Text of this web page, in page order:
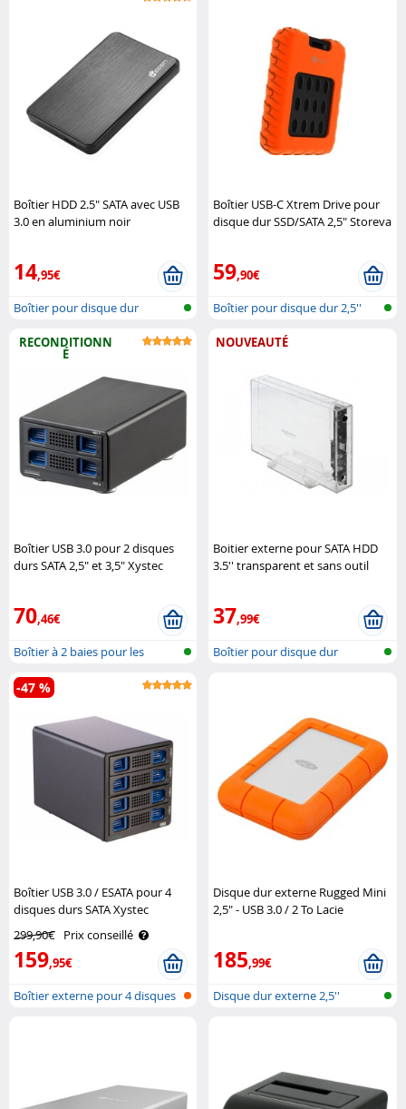
Boîtier HDD 2.5" SATA avec USB
3.0 en aluminium noir
14,95€
Boîtier pour disque dur
Boîtier USB-C Xtrem Drive pour
disque dur SSD/SATA 2,5" Storeva
59,90€
Boîtier pour disque dur 2,5''
RECONDITIONN
É
Boîtier USB 3.0 pour 2 disques
durs SATA 2,5" et 3,5" Xystec
70,46€
Boîtier à 2 baies pour les
disques ..
NOUVEAUTÉ
Boitier externe pour SATA HDD
3.5'' transparent et sans outil
37,99€
Boîtier pour disque dur
Boîtier USB 3.0 / ESATA pour 4
disques durs SATA Xystec
299,90€ Prix conseillé
159,95€
-47 %
Boîtier externe pour 4 disques
Disque dur externe Rugged Mini
2,5" - USB 3.0 / 2 To Lacie
185,99€
Disque dur externe 2,5''